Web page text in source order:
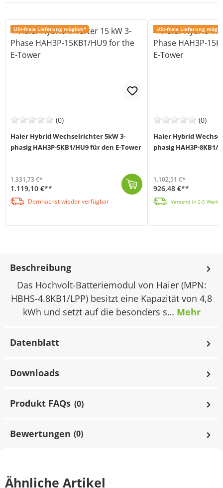
Ähnliche Artikel
USt-freie Lieferung möglich*
(0)
Haier Hybrid Wechselrichter 5kW 3-
phasig HAH3P-5KB1/HU9 für den E-Tower
1.331,73 €*
1.119,10 €**
Demnächst wieder verfügbar
USt-freie Lieferung
(0)
Haier Hybrid
phasig HAH3P-8KB1/
1.102,51 €*
926,48 €**
Versand in 2-5
Beschreibung
Das Hochvolt-Batteriemodul von Haier (MPN:
HBHS-4.8KB1/LPP) besitzt eine Kapazität von 4,8
kWh und setzt auf die besonders s… Mehr
Datenblatt
Downloads
Produkt FAQs (0)
Bewertungen (0)